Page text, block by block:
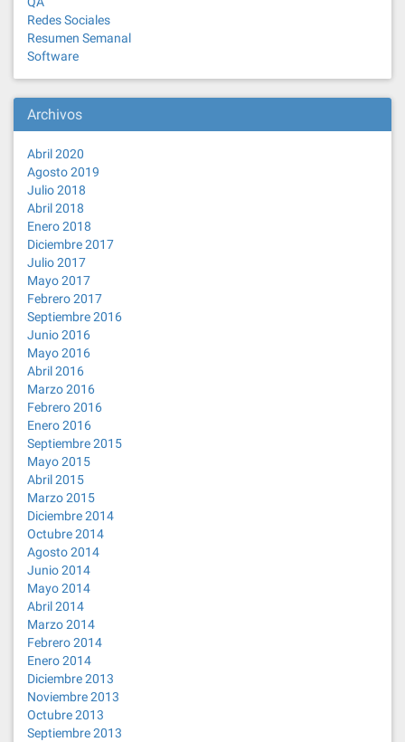
Redes Sociales
Resumen Semanal
Software
Archivos
Abril 2020
Agosto 2019
Julio 2018
Abril 2018
Enero 2018
Diciembre 2017
Julio 2017
Mayo 2017
Febrero 2017
Septiembre 2016
Junio 2016
Mayo 2016
Abril 2016
Marzo 2016
Febrero 2016
Enero 2016
Septiembre 2015
Mayo 2015
Abril 2015
Marzo 2015
Diciembre 2014
Octubre 2014
Agosto 2014
Junio 2014
Mayo 2014
Abril 2014
Marzo 2014
Febrero 2014
Enero 2014
Diciembre 2013
Noviembre 2013
Octubre 2013
Septiembre 2013